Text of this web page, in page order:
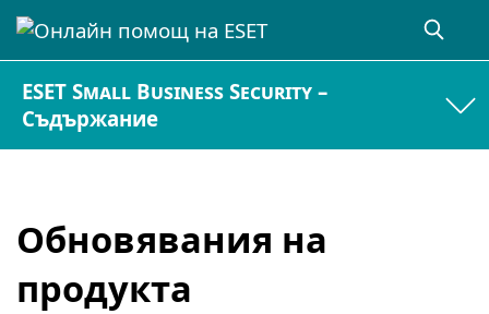
ESET Small Business Security –
Съдържание
Обновявания на
продукта